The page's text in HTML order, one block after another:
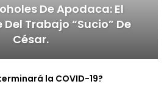
De Apodaca: El
Del Trabajo “sucio” De
César.
la COVID-19?